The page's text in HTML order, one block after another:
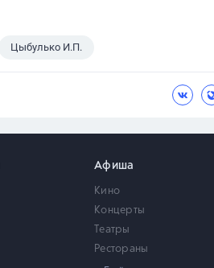
Цыбулько И.П.
Афиша
Кино
Концерты
Театры
Рестораны